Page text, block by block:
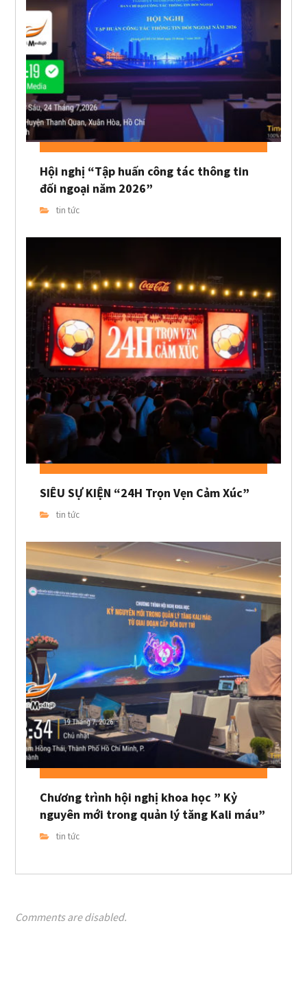
Hội nghị “Tập huấn công tác thông tin
đối ngoại năm 2026”
tin tức
SIÊU SỰ KIỆN “24H Trọn Vẹn Cảm Xúc”
tin tức
Chương trình hội nghị khoa học ” Kỷ
nguyên mới trong quản lý tăng Kali máu”
tin tức
Comments are disabled.